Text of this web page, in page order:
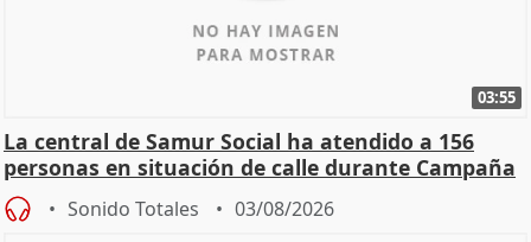
03:55
La central de Samur Social ha atendido a 156
personas en situación de calle durante Campaña
de Calor
Sonido Totales 03/08/2026